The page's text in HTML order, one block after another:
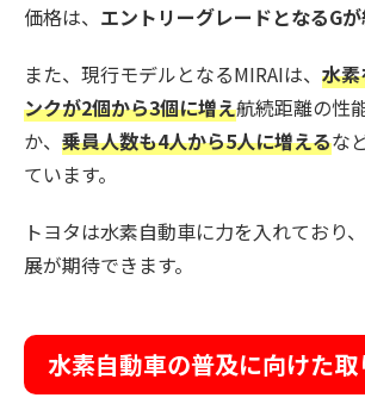
価格は、 エントリーグレードとなるG
また、現行モデルとなるMIRAIは、 水
ンクが2個から3個に増え航続距離の性
か、 乗員人数も4人から5人に増えるな
ています。
トヨタは水素自動車に力を入れており
展が期待できます。
水素自動車の普及に向けた